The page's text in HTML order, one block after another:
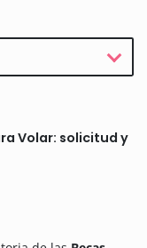
Volar: solicitud y